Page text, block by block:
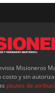
Misioneros
y sin
pautas de